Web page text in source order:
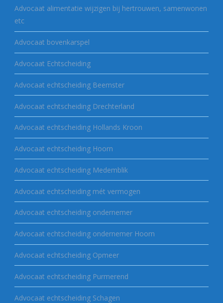
Advocaat alimentatie wijzigen bij hertrouwen, samenwonen
etc
Advocaat bovenkarspel
Advocaat Echtscheiding
Advocaat echtscheiding Beemster
Advocaat echtscheiding Drechterland
Advocaat echtscheiding Hollands Kroon
Advocaat echtscheiding Hoorn
Advocaat echtscheiding Medemblik
Advocaat echtscheiding mét vermogen
Advocaat echtscheiding ondernemer
Advocaat echtscheiding ondernemer Hoorn
Advocaat echtscheiding Opmeer
Advocaat echtscheiding Purmerend
Advocaat echtscheiding Schagen